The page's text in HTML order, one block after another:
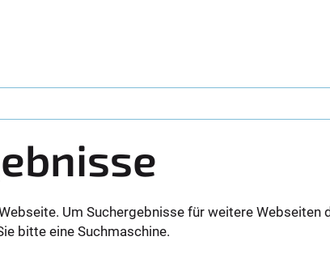
Um Suchergebnisse für weitere Webseiten
bitte eine Suchmaschine.